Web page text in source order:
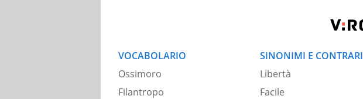
VOCABOLARIO
Ossimoro
Filantropo
SINONIMI E CONTRARI
Libertà
Facile